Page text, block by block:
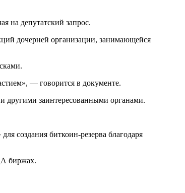
на депутатский запрос.
дочерней организации, занимающейся
— говорится в документе.
и другими заинтересованными органами.
создания биткоин-резерва благодаря
биржах.